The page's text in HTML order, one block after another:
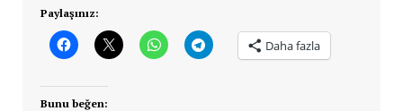
Paylaşınız:
Daha fazla
Bunu beğen: